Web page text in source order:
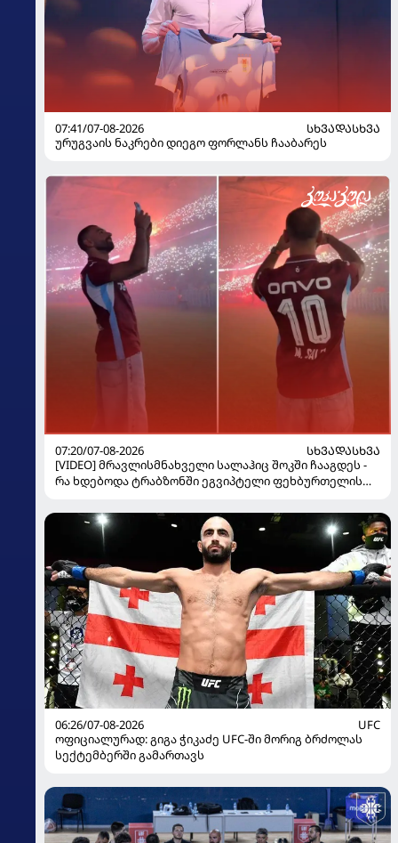
07:41/07-08-2026
ᲡᲮᲕᲐᲓᲐᲡᲮᲕᲐ
ურუგვაის ნაკრები დიეგო ფორლანს ჩააბარეს
07:20/07-08-2026
ᲡᲮᲕᲐᲓᲐᲡᲮᲕᲐ
[VIDEO] მრავლისმნახველი სალაჰიც შოკში ჩააგდეს -
რა ხდებოდა ტრაბზონში ეგვიპტელი ფეხბურთელის
06:26/07-08-2026
UFC
ოფიციალურად: გიგა ჭიკაძე UFC-ში მორიგ ბრძოლას
სექტემბერში გამართავს